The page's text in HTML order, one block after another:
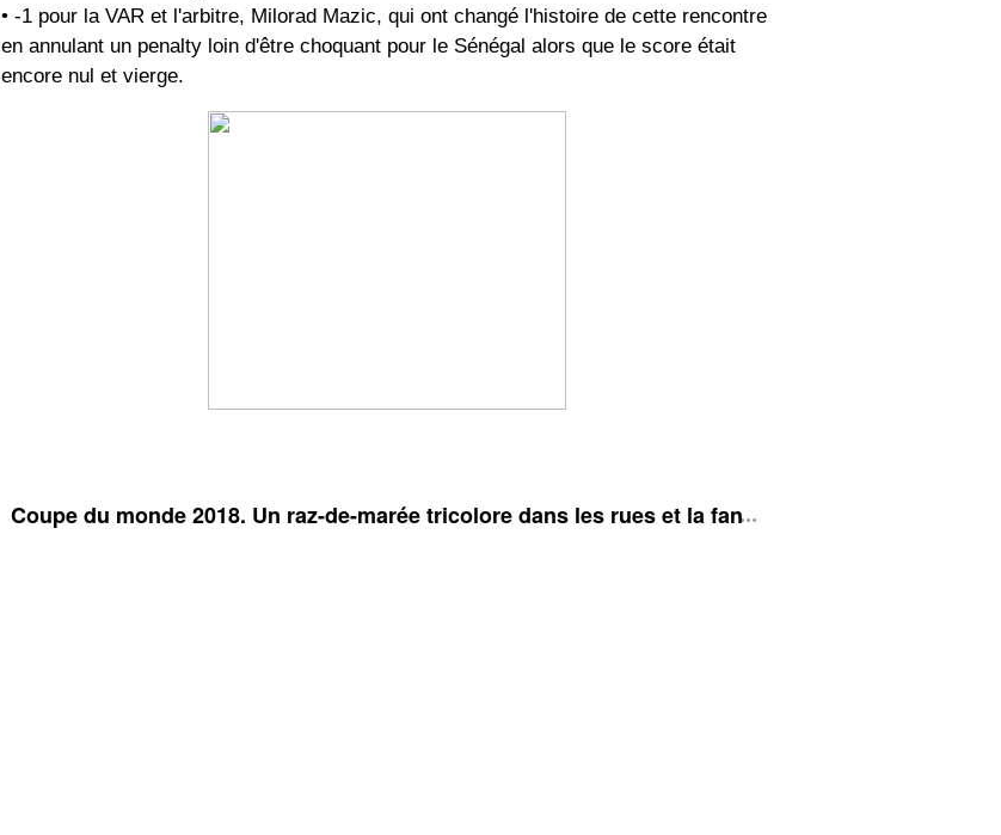
• -1 pour la VAR et l'arbitre, Milorad Mazic, qui ont changé l'histoire de cette rencontre
en annulant un penalty loin d'être choquant pour le Sénégal alors que le score était
encore nul et vierge.
Coupe du monde 2018. Un raz-de-marée tricolore dans les rues et la fan zone